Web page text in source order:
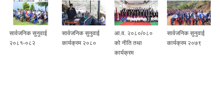
सार्वजनिक सुनुवाई
२०८१-०८२
सार्वजनिक सुनुवाई
कार्यक्रम २०८०
आ.व. २०८०/०८०
को नीति तथा
कार्यक्रम
सार्वजनिक सुनुवाई
कार्यक्रम २०७९